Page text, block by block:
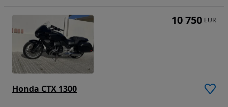
Honda CTX 1300
10 750 EUR